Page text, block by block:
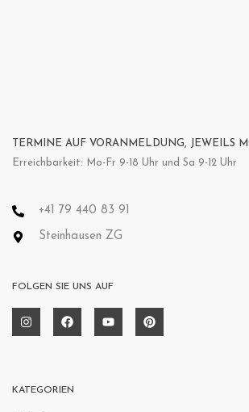
TERMINE AUF VORANMELDUNG, JEWEILS
Erreichbarkeit: Mo-Fr 9-18 Uhr und Sa 9-12 Uhr
+41 79 440 83 91
Steinhausen ZG
FOLGEN SIE UNS AUF
KATEGORIEN